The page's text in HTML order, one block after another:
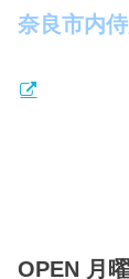
奈良市内
OPEN 月